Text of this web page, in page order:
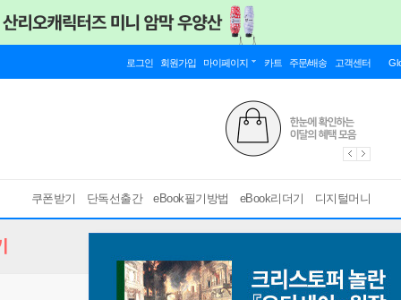
로그인 회원가입 마이페이지 카트 주문/배송 고객센터
쿠폰받기 단독선출간 eBook필기방법 eBook리더기 디지털머니